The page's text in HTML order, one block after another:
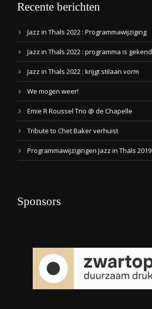
Recente berichten
Jazz in Thals 2022 : Programmawijziging
Jazz in Thals 2022 : programma is gekend
Jazz in Thals 2022 : krijgt stilaan vorm
We mogen weer!
Emie R Roussel Trio @ de Chapelle
Tribute to Chet Baker verhuist
Programmawijzigingen Jazz in Thals 2019
Sponsors